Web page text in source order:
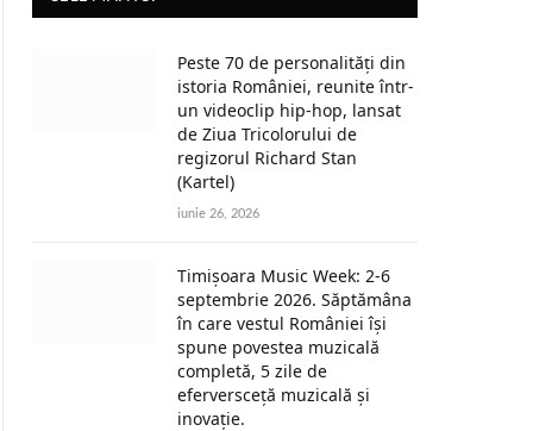
Peste 70 de personalități din
istoria României, reunite într-
un videoclip hip-hop, lansat
de Ziua Tricolorului de
regizorul Richard Stan
(Kartel)
iunie 26, 2026
Timișoara Music Week: 2-6
septembrie 2026. Săptămâna
în care vestul României își
spune povestea muzicală
completă, 5 zile de
eferversceță muzicală și
inovație.